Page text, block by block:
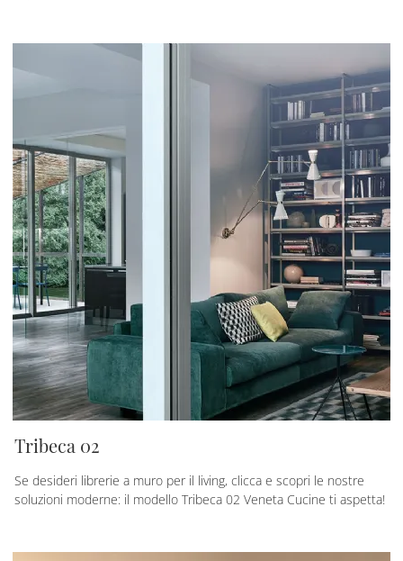
Tribeca 02
Se desideri librerie a muro per il living, clicca e scopri le nostre
soluzioni moderne: il modello Tribeca 02 Veneta Cucine ti aspetta!